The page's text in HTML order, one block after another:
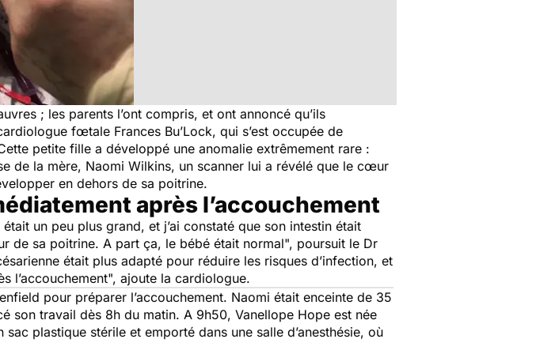
; les parents l’ont compris, et ont annoncé qu’ils
fœtale Frances Bu’Lock, qui s’est occupée de
petite fille a développé une anomalie extrêmement rare :
de la mère, Naomi Wilkins, un scanner lui a révélé que le cœur
en dehors de sa poitrine.
après l’accouchement
un peu plus grand, et j’ai constaté que son intestin était
de sa poitrine. A part ça, le bébé était normal", poursuit le Dr
était plus adapté pour réduire les risques d’infection, et
l’accouchement", ajoute la cardiologue.
pour préparer l’accouchement. Naomi était enceinte de 35
son travail dès 8h du matin. A 9h50, Vanellope Hope est née
plastique stérile et emporté dans une salle d’anesthésie, où